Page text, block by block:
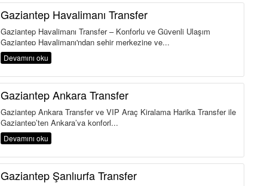
Gaziantep Havalimanı Transfer
Gaziantep Havalimanı Transfer – Konforlu ve Güvenli Ulaşım
Gaziantep Havalimanı'ndan şehir merkezine ve...
Devamını oku
Gaziantep Ankara Transfer
Gaziantep Ankara Transfer ve VIP Araç Kiralama Harika Transfer ile
Gaziantep’ten Ankara’ya konforl...
Devamını oku
Gaziantep Şanlıurfa Transfer